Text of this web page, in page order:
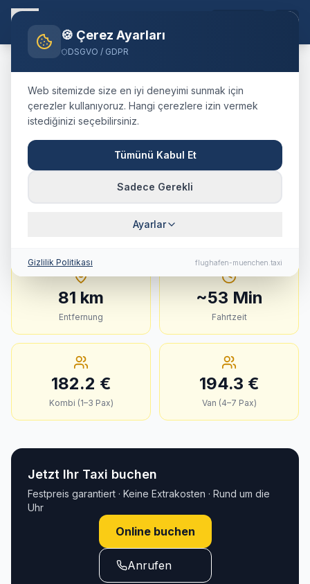
Home Blog TaxiAichachMünchen Airport
🇩🇪 Deutschland·Landkreis Aichach-Friedberg
TaxiAichach
München
:Festpreis,
Fahrtdauer & Tipps
81 km · ca. 53 Min. · Festpreis ab
81 km
Entfernung
~53 Min
Fahrtzeit
182.2 €
Kombi (1–3 Pax)
194.3 €
Van (4–7 Pax)
Jetzt Ihr Taxi buchen
Festpreis garantiert · Keine Extrakosten · Rund um die
Uhr
Online buchen
Anrufen
🍪 Çerez Ayarları
DSGVO / GDPR
Web sitemizde size en iyi deneyimi sunmak için
çerezler kullanıyoruz. Hangi çerezlere izin vermek
istediğinizi seçebilirsiniz.
Tümünü Kabul Et
Sadece Gerekli
Ayarlar
Gizlilik Politikası flughafen-muenchen.taxi